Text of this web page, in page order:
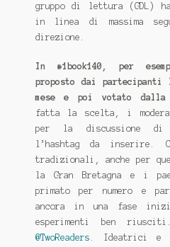
MACROLIBRARSI
SICILIA
gruppo di lettura (GDL)
in linea di massima
direzione.
In #1book140, per
proposto dai partecipanti
mese e poi votato dalla
fatta la scelta, i
per la discussione di
l’hashtag da inserire.
tradizionali, anche per
la Gran Bretagna e i
primato per numero e
ancora in una fase
esperimenti ben
@TwoReaders . Ideatrici e